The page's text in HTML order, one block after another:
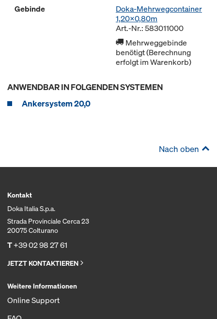
Gebinde
Doka-Mehrwegcontainer
1,20x0,80m
Art.-Nr.: 583011000
Mehrweggebinde
benötigt (Berechnung
erfolgt im Warenkorb)
ANWENDBAR IN FOLGENDEN SYSTEMEN
Ankersystem 20,0
Nach oben
Kontakt
Doka Italia S.p.a.
Strada Provinciale Cerca 23
20075 Colturano
T+39 02 98 27 61
JETZT KONTAKTIEREN
Weitere Informationen
Online Support